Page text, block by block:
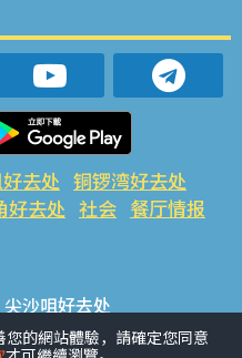
去处 铜锣湾好去处
好去处 社会 餐厅情报
尖沙咀好去处
去处 旺角好去处 社会
的網站體驗，請確定您同意